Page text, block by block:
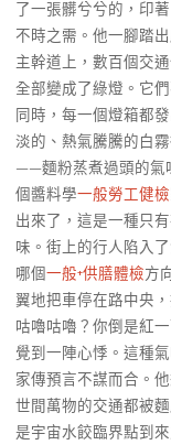
了一張髒兮兮的，印
不時之需。他一腳踏
主幹道上，數百個交
全部變成了綠燈。它
同時，每一個燈箱都
淡的、熱氣騰騰的白
——麵粉蒸煮過頭的氣
個醬料學一般勞工健檢
出來了，這是一種只
味。街上的行人陷入
哪個一般+供膳體檢方
翼地把車停在路中央
咕嚕咕嚕？你倒是紅
覺到一陣心悸。這種
家傳預言不謀而合。
世間萬物的交通都被
是宇宙水餃臨界點到